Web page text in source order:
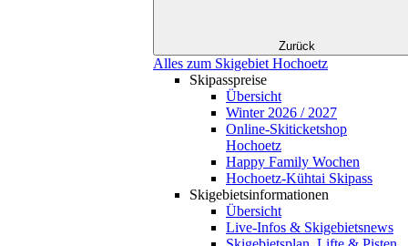
Zurück
Alles zum Skigebiet Hochoetz
Skipasspreise
Übersicht
Winter 2026 / 2027
Online-Skiticketshop
Hochoetz
Happy Family Wochen
Hochoetz-Kühtai Skipass
Skigebietsinformationen
Übersicht
Live-Infos & Skigebietsnews